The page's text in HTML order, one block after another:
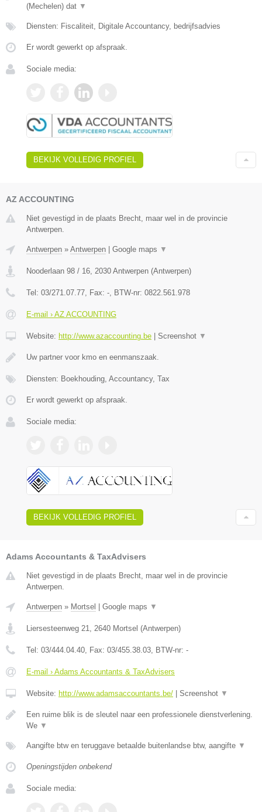
(Mechelen) dat ▼
Diensten: Fiscaliteit, Digitale Accountancy, bedrijfsadvies
Er wordt gewerkt op afspraak.
Sociale media:
BEKIJK VOLLEDIG PROFIEL
AZ ACCOUNTING
Niet gevestigd in de plaats Brecht, maar wel in de provincie
Antwerpen.
Antwerpen » Antwerpen Google maps ▼
Nooderlaan 98 / 16, 2030 Antwerpen (Antwerpen)
Tel: 03/271.07.77, Fax: -, BTW-nr: 0822.561.978
E-mail › AZ ACCOUNTING
Website: http://www.azaccounting.be Screenshot ▼
Uw partner voor kmo en eenmanszaak.
Diensten: Boekhouding, Accountancy, Tax
Er wordt gewerkt op afspraak.
Sociale media:
BEKIJK VOLLEDIG PROFIEL
Adams Accountants & TaxAdvisers
Niet gevestigd in de plaats Brecht, maar wel in de provincie
Antwerpen.
Antwerpen » Mortsel Google maps ▼
Liersesteenweg 21 2640 Mortsel (Antwerpen)
Tel: 03/444.04.40 , Fax: 03/455.38.03 , BTW-nr: -
E-mail › Adams Accountants & TaxAdvisers
Website: http://www.adamsaccountants.be/ Screenshot ▼
Een ruime blik is de sleutel naar een professionele dienstverlening.
We ▼
Aangifte btw en teruggave betaalde buitenlandse btw, aangifte ▼
Openingstijden onbekend
Sociale media: